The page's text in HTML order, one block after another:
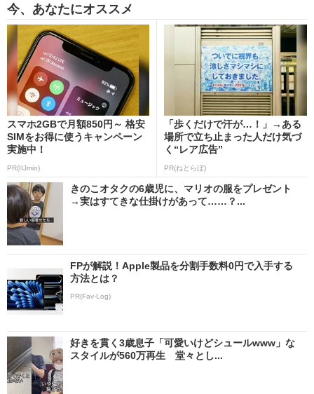
今、あなたにオススメ
スマホ2GBで月額850円～ 格安
SIMをお得に使うキャンペーン
実施中！
PR(IIJmio)
「歩くだけで汗が…！」→ある
場所で立ち止まった人だけ気づ
く“レア広告”
PR(ねとらぼ)
きのこオタクの6歳児に、マリオの服をプレゼント
→実はすてきな仕掛けがあって……？...
FPが解説！Apple製品を分割手数料0円で入手する
方法とは？
PR(Fav-Log)
好きを貫く3歳息子「可愛いけどシュールwww」な
スタイルが560万再生 堂々とし...